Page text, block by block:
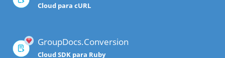
Cloud para cURL
GroupDocs.Conversion
Cloud SDK para Ruby